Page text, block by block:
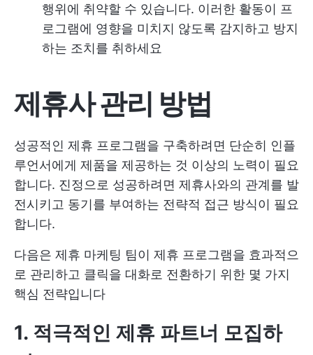
행위에 취약할 수 있습니다. 이러한 활동이 프
로그램에 영향을 미치지 않도록 감지하고 방지
하는 조치를 취하세요
제휴사 관리 방법
성공적인 제휴 프로그램을 구축하려면 단순히 인플
루언서에게 제품을 제공하는 것 이상의 노력이 필요
합니다. 진정으로 성공하려면 제휴사와의 관계를 발
전시키고 동기를 부여하는 전략적 접근 방식이 필요
합니다.
다음은 제휴 마케팅 팀이 제휴 프로그램을 효과적으
로 관리하고 클릭을 대화로 전환하기 위한 몇 가지
핵심 전략입니다
1. 적극적인 제휴 파트너 모집하